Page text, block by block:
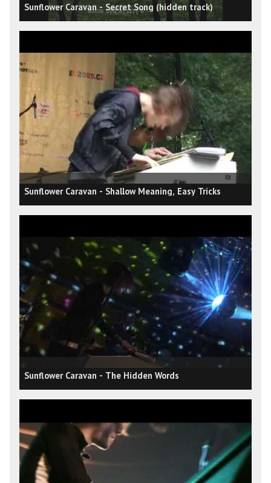
Sunflower Caravan - Secret Song (hidden track)
Sunflower Caravan - Shallow Meaning, Easy Tricks
Sunflower Caravan - The Hidden Words